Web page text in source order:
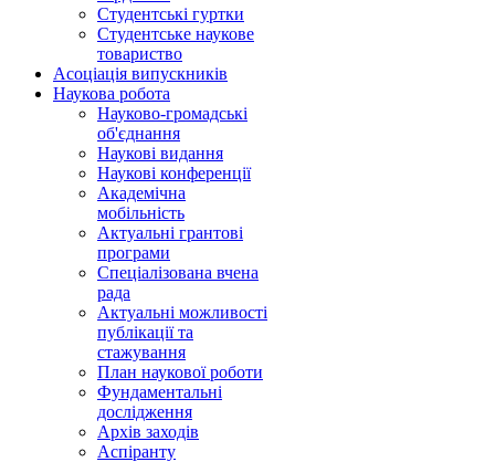
Студентські гуртки
Студентське наукове
товариство
Асоціація випускників
Наукова робота
Науково-громадські
об'єднання
Наукові видання
Наукові конференції
Академічна
мобільність
Актуальні грантові
програми
Спеціалізована вчена
рада
Актуальні можливості
публікації та
стажування
План наукової роботи
Фундаментальні
дослідження
Архів заходів
Аспіранту